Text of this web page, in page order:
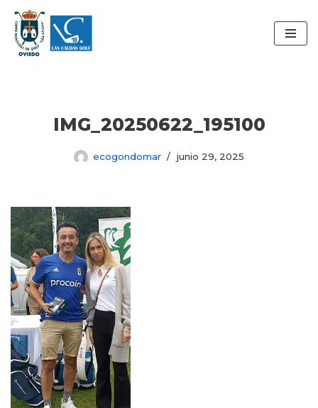
Saltar
al
IMG_20250622_195100
ecogondomar junio 29, 2025